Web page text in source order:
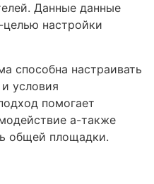
Данные данные
целью настройки
способна настраивать
условия
помогает
а-также
общей площадки.